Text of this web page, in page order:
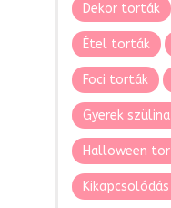
Dekor torták
Étel torták
Foci torták
Gyerek
Halloween